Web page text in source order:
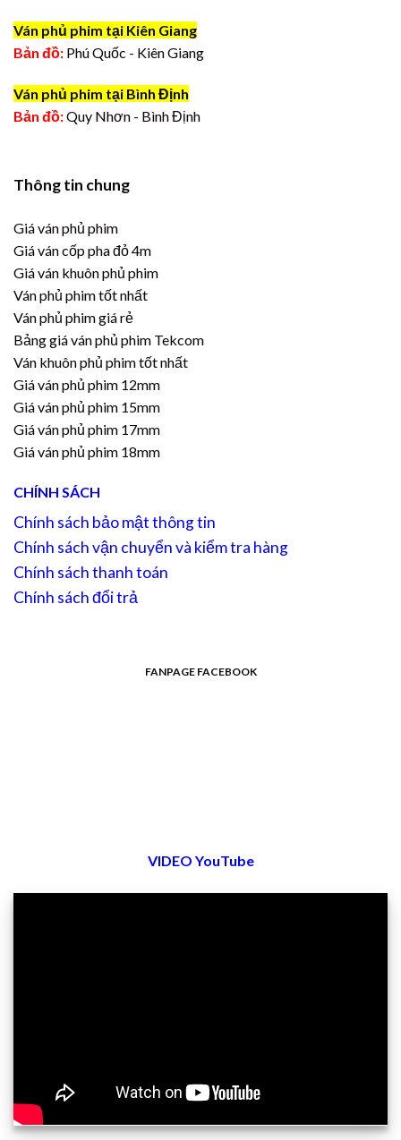
Ván phủ phim tại Kiên Giang
Bản đồ: Phú Quốc - Kiên Giang
Ván phủ phim tại Bình Định
Bản đồ:Quy Nhơn - Bình Định
Thông tin chung
Giá ván phủ phim
Giá ván cốp pha đỏ 4m
Giá ván khuôn phủ phim
Ván phủ phim tốt nhất
Ván phủ phim giá rẻ
Bảng giá ván phủ phim Tekcom
Ván khuôn phủ phim tốt nhất
Giá ván phủ phim 12mm
Giá ván phủ phim 15mm
Giá ván phủ phim 17mm
Giá ván phủ phim 18mm
CHÍNH SÁCH
Chính sách bảo mật thông tin
Chính sách vận chuyển và kiểm tra hàng
Chính sách thanh toán
Chính sách đổi trả
FANPAGE FACEBOOK
VIDEO YouTube